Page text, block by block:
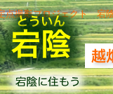
点撮影プロジェクト 宕